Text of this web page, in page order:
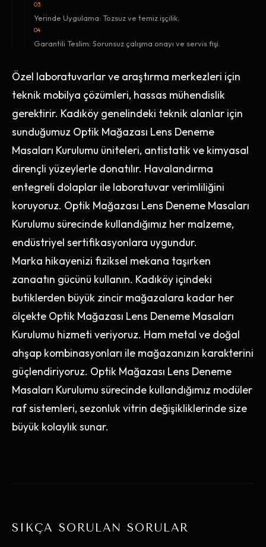
03
Yerinde Uygulama: Tozsuz ve temiz işçilik.
04
Garantili Teslim: Sorunsuz çalışma onayı ve servis fişi.
Özel laboratuvarlar ve araştırma merkezleri için
teknik mobilya çözümleri, hassas mühendislik
gerektirir. Kadıköy genelindeki teknik alanlar için
sunduğumuz Optik Mağazası Lens Deneme
Masaları Kurulumu üniteleri, antistatik ve kimyasal
dirençli yüzeylerle donatılır. Havalandırma
entegreli dolaplar ile laboratuvar verimliliğini
koruyoruz. Optik Mağazası Lens Deneme Masaları
Kurulumu sürecinde kullandığımız her malzeme,
endüstriyel sertifikasyonlara uygundur.
Marka hikayenizi fiziksel mekana taşırken
zanaatın gücünü kullanın. Kadıköy içindeki
butiklerden büyük zincir mağazalara kadar her
ölçekte Optik Mağazası Lens Deneme Masaları
Kurulumu hizmeti veriyoruz. Ham metal ve doğal
ahşap kombinasyonları ile mağazanızın karakterini
güçlendiriyoruz. Optik Mağazası Lens Deneme
Masaları Kurulumu sürecinde kullandığımız modüler
raf sistemleri, sezonluk vitrin değişikliklerinde size
büyük kolaylık sunar.
SIKÇA SORULAN SORULAR